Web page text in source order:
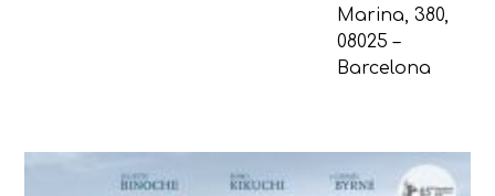
Marina, 380,
08025 –
Barcelona